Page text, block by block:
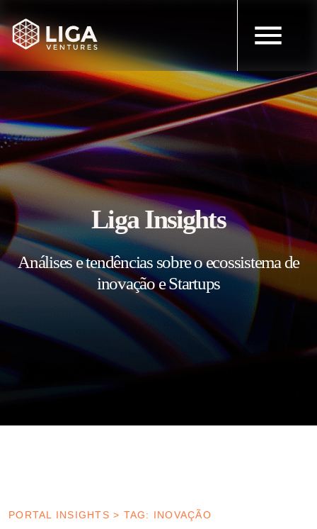
Liga Insights
Análises e tendências sobre o ecossistema de
inovação e Startups
PORTAL INSIGHTS > TAG: INOVAÇÃO